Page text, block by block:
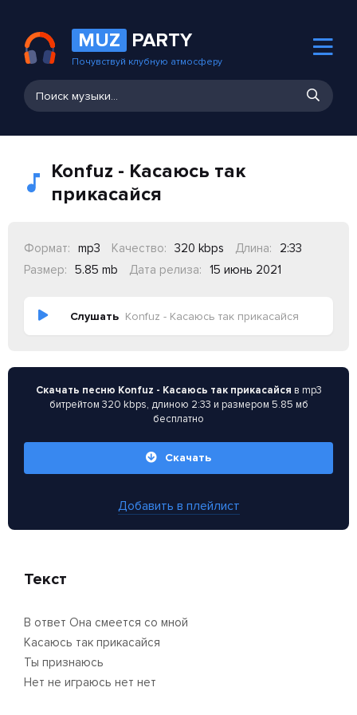
MUZ PARTY
Почувствуй клубную атмосферу
Konfuz - Касаюсь так
прикасайся
Формат: mp3 Качество: 320 kbps Длина:
2:33
Размер:
5.85 mb Дата релиза: 15 июнь 2021
Слушать Konfuz - Касаюсь так прикасайся
Скачать песню Konfuz - Касаюсь так прикасайся в mp3
битрейтом 320 kbps, длиною 2:33 и размером 5.85 мб
бесплатно
Скачать
Добавить в плейлист
Текст
В ответ Она смеется со мной
Касаюсь так прикасайся
Ты признаюсь
Нет не играюсь нет нет